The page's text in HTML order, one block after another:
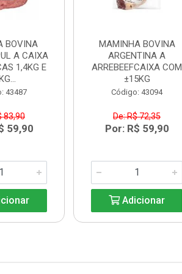
BOVINA
A CAIXA
1,4KG E
43487
83,90
59,90
MAMINHA BOVINA
ARGENTINA A
ARREBEEFCAIXA COM
±15KG
Código: 43094
De: R$ 72,35
Por: R$ 59,90
Adicionar